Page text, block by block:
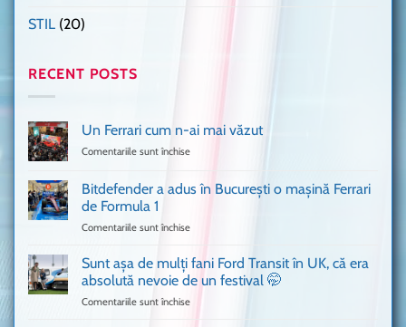
STIL (20)
RECENT POSTS
Un Ferrari cum n-ai mai văzut
Comentariile sunt închise
Ferrari
cum
văzut
Bitdefender a adus în București o mașină Ferrari
de Formula 1
Comentariile sunt închise
a
adus
în
Sunt așa de mulți fani Ford Transit în UK, că era
absolută nevoie de un festival 🤭
Comentariile sunt închise